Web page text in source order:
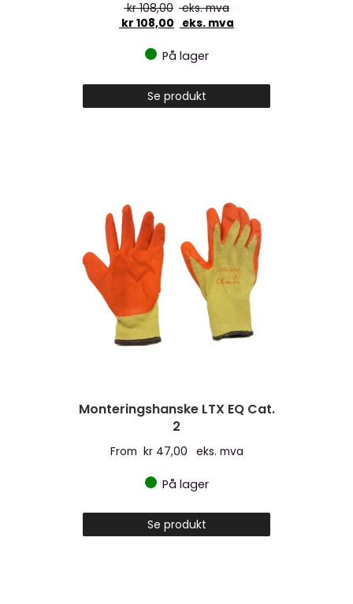
kr108,00 eks. mva
kr 108,00 eks. mva
På lager
Se produkt
Monteringshanske LTX EQ Cat.
2
From kr47,00 eks. mva
På lager
Se produkt
produktet